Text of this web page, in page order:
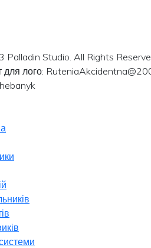
Palladin Studio. All Rights
лого: